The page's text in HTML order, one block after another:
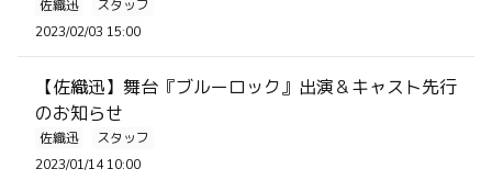
佐織迅
スタッフ
2023/02/03 15:00
【佐織迅】舞台『ブルーロック』出演＆キャスト先行
のお知らせ
佐織迅
スタッフ
2023/01/14 10:00